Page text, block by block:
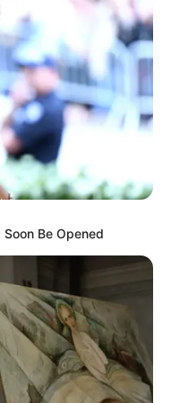
Be Opened